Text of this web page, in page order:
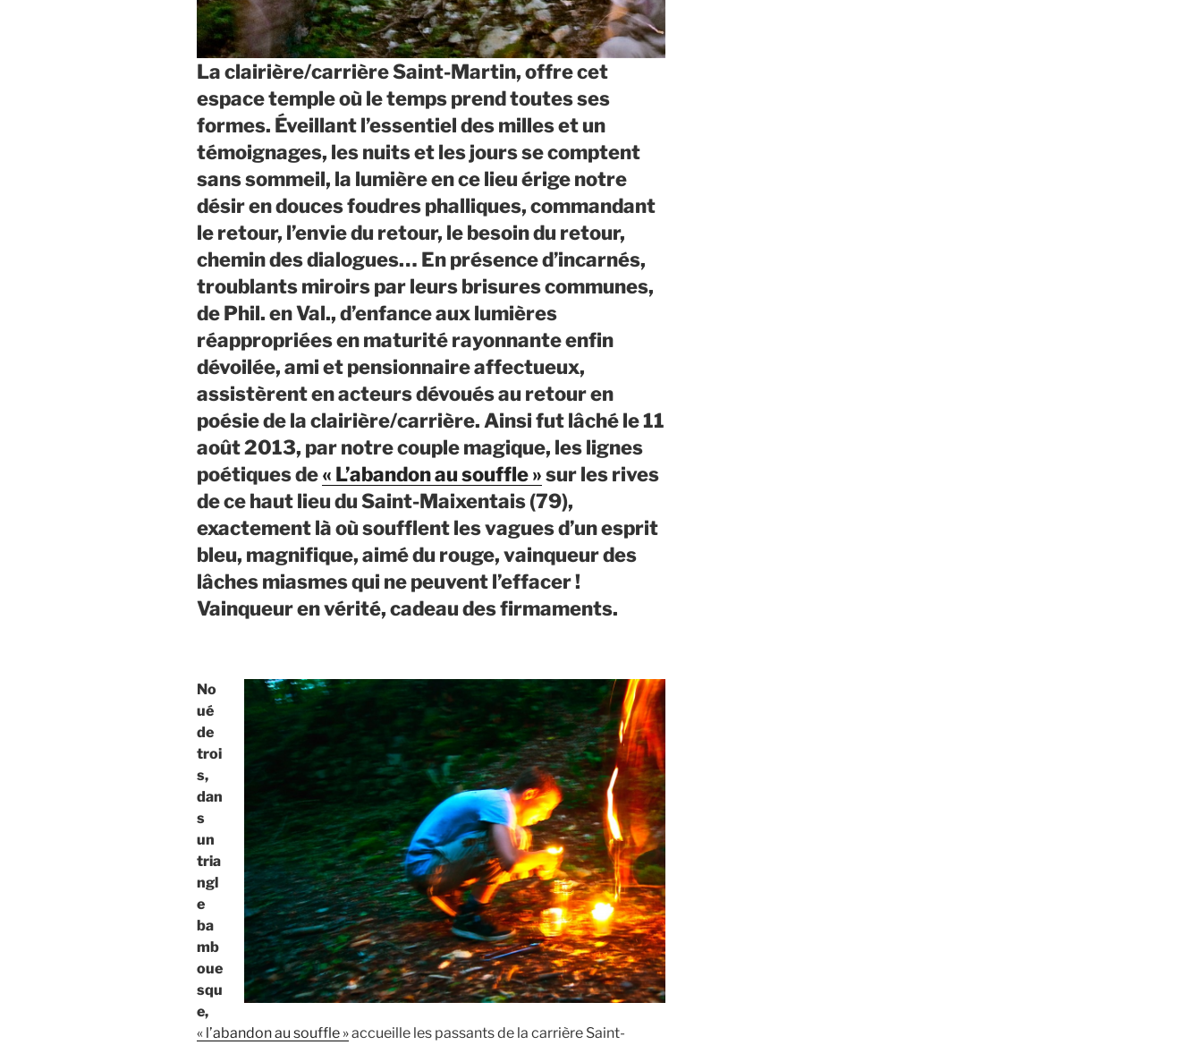
La clairière/carrière Saint-Martin, offre cet
espace temple où le temps prend toutes ses
formes. Éveillant l’essentiel des milles et un
témoignages, les nuits et les jours se comptent
sans sommeil, la lumière en ce lieu érige notre
désir en douces foudres phalliques, commandant
le retour, l’envie du retour, le besoin du retour,
chemin des dialogues… En présence d’incarnés,
troublants miroirs par leurs brisures communes,
de Phil. en Val., d’enfance aux lumières
réappropriées en maturité rayonnante enfin
dévoilée, ami et pensionnaire affectueux,
assistèrent en acteurs dévoués au retour en
poésie de la clairière/carrière. Ainsi fut lâché le 11
août 2013, par notre couple magique, les lignes
poétiques de« L’abandon au souffle »sur les rives
de ce haut lieu du Saint-Maixentais (79),
exactement là où soufflent les vagues d’un esprit
bleu, magnifique, aimé du rouge, vainqueur des
lâches miasmes qui ne peuvent l’effacer !
Vainqueur en vérité, cadeau des firmaments.
No
ué
de
troi
s,
dan
s
un
tria
ngl
e
ba
mb
oue
squ
e,
« l’abandon au souffle »accueille les passants de la carrière Saint-